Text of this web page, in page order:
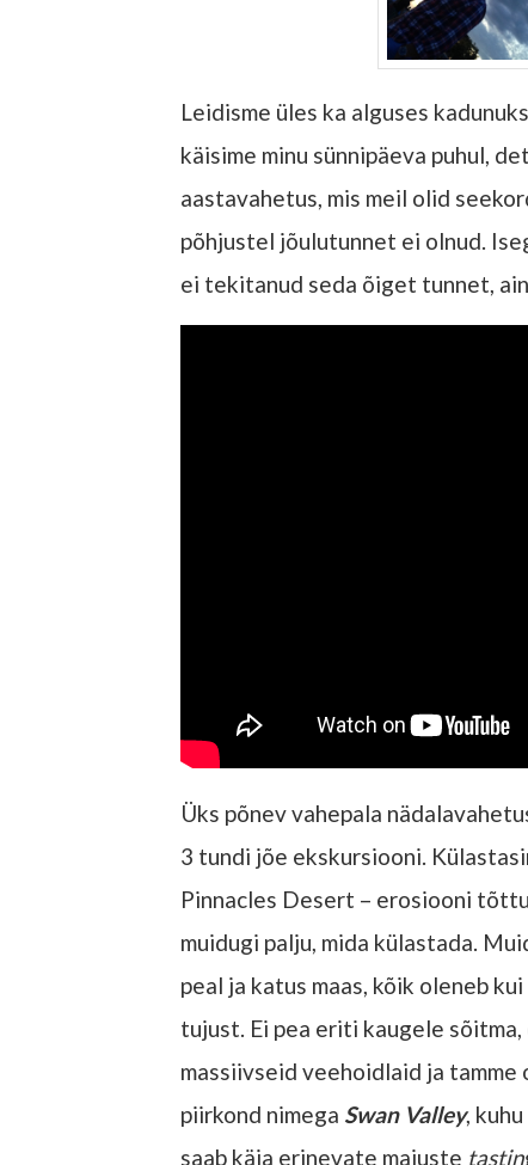
Leidisme üles ka alguses
käisime minu sünnipäeva puhul,
aastavahetus, mis meil olid
põhjustel jõulutunnet ei olnud.
ei tekitanud seda õiget tunnet,
Üks põnev vahepala
3 tundi jõe ekskursiooni.
Pinnacles Desert – erosiooni
muidugi palju, mida külastada.
peal ja katus maas, kõik oleneb
tujust. Ei pea eriti kaugele
massiivseid veehoidlaid ja tamme
piirkond nimega Swan Valley,
saab käia erinevate maiuste tastin